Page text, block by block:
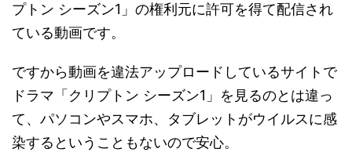
プトン シーズン1」の権利元に許可を得て配信され
ている動画です。
ですから動画を違法アップロードしているサイトで
ドラマ「クリプトン シーズン1」を見るのとは違っ
て、パソコンやスマホ、タブレットがウイルスに感
染するということもないので安心。